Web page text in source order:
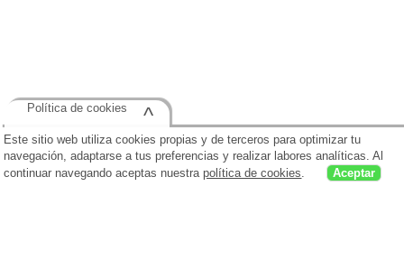
Este sitio web utiliza cookies propias y de terceros para optimizar tu
navegación, adaptarse a tus preferencias y realizar labores analíticas. Al
continuar navegando aceptas nuestrapolítica de cookies. Aceptar
Política de cookies ^